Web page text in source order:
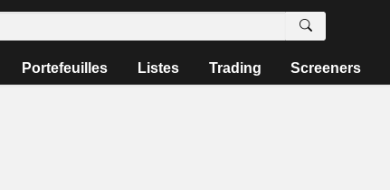
Portefeuilles Listes Trading Screeners